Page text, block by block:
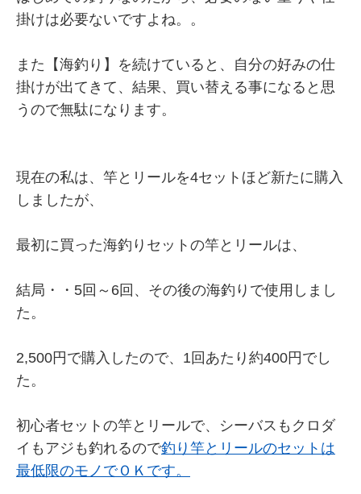
掛けは必要ないですよね。。
また【海釣り】を続けていると、自分の好みの仕
掛けが出てきて、結果、買い替える事になると思
うので無駄になります。
現在の私は、竿とリールを4セットほど新たに購入
しましたが、
最初に買った海釣りセットの竿とリールは、
結局・・5回～6回、その後の海釣りで使用しまし
た。
2,500円で購入したので、1回あたり約400円でし
た。
初心者セットの竿とリールで、シーバスもクロダ
イもアジも釣れるので釣り竿とリールのセットは
最低限のモノでＯＫです。